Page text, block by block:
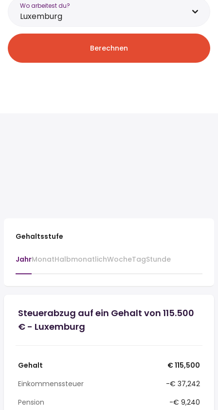
Wo arbeitest du?
Luxemburg
Berechnen
Gehaltsstufe
JahrMonatHalbmonatlichWocheTagStunde
Steuerabzug auf ein Gehalt von 115.500
€ - Luxemburg
Gehalt
€ 115,500
Einkommenssteuer
-€ 37,242
Pension
-€ 9,240